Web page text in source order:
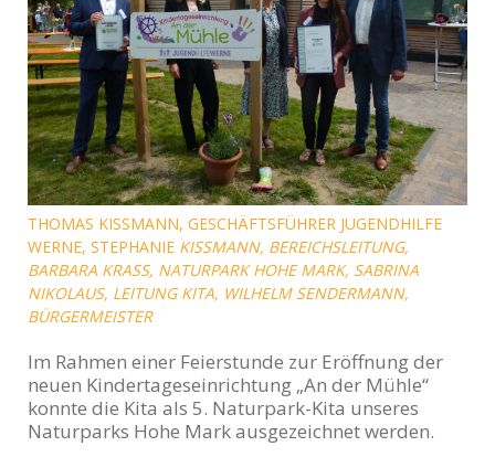
THOMAS KISSMANN, GESCHÄFTSFÜHRER JUGENDHILFE W
ERNE, STEPHANIE KISSMANN, BEREICHSLEITUNG, B
ARBARA KRASS, NATURPARK HOHE MARK, SABRINA NI
KOLAUS, LEITUNG KITA, WILHELM SENDERMANN, BÜ
RGERMEISTER
Im Rahmen einer Feierstunde zur Eröffnung der
neuen Kindertageseinrichtung „An der Mühle“
konnte die Kita als 5. Naturpark-Kita unseres
Naturparks Hohe Mark ausgezeichnet werden.